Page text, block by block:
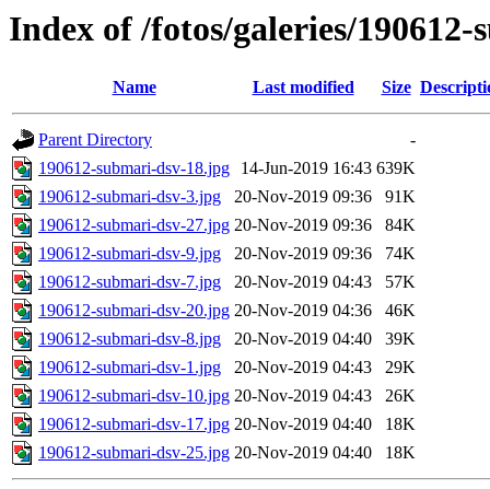
Index of /fotos/galeries/190612-
Name Last modified Size
Parent Directory
-
190612-submari-dsv-18.jpg
14-Jun-2019 16:43 639K
190612-submari-dsv-3.jpg
20-Nov-2019 09:36
91K
190612-submari-dsv-27.jpg 20-Nov-2019 09:36
84K
190612-submari-dsv-9.jpg
20-Nov-2019 09:36
74K
190612-submari-dsv-7.jpg
20-Nov-2019 04:43
57K
190612-submari-dsv-20.jpg 20-Nov-2019 04:36
46K
190612-submari-dsv-8.jpg
20-Nov-2019 04:40
39K
190612-submari-dsv-1.jpg
20-Nov-2019 04:43
29K
190612-submari-dsv-10.jpg 20-Nov-2019 04:43
26K
190612-submari-dsv-17.jpg 20-Nov-2019 04:40
18K
190612-submari-dsv-25.jpg 20-Nov-2019 04:40 18K